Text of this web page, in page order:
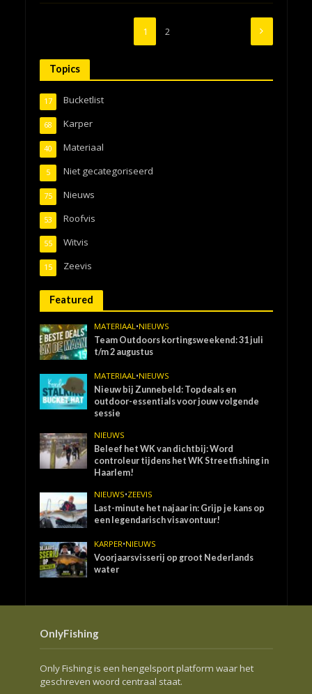
1 2
Topics
Bucketlist
17
Karper
68
Materiaal
40
Niet gecategoriseerd
5
Nieuws
75
Roofvis
53
Witvis
55
Zeevis
15
Featured
MATERIAAL •NIEUWS
Team Outdoors kortingsweekend: 31 juli
t/m 2 augustus
MATERIAAL •NIEUWS
Nieuw bij Zunnebeld: Topdeals en
outdoor-essentials voor jouw volgende
sessie
NIEUWS
Beleef het WK van dichtbij: Word
controleur tijdens het WK Streetfishing in
Haarlem!
NIEUWS•ZEEVIS
Last-minute het najaar in: Grijp je kans op
een legendarisch visavontuur!
KARPER•NIEUWS
Voorjaarsvisserij op groot Nederlands
water
OnlyFishing
Only Fishing is een hengelsport platform waar het
geschreven woord centraal staat.